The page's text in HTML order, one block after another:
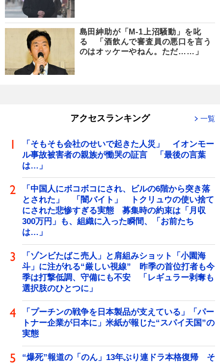
島田紳助が「M-1上沼騒動」を叱
る 「酒飲んで審査員の悪口を言う
のはオッケーやねん。ただ……」
アクセスランキング 一覧
「そもそも会社のせいで起きた人災」 イオンモー
ル事故被害者の親族が慟哭の証言 「最後の言葉
は…」
「中国人にボコボコにされ、ビルの6階から突き落
とされた」 「闇バイト」 トクリュウの使い捨て
にされた悲惨すぎる実態 募集時の約束は「月収
300万円」も、組織に入った瞬間、「お前たち
は…」
「ゾンビたばこ売人」と肩組みショット「小園海
斗」に注がれる“厳しい視線” 昨季の首位打者も今
季は打撃低調、守備にも不安 「レギュラー剥奪も
選択肢のひとつに」
「プーチンの戦争を日本製品が支えている」「パー
トナー企業が日本に」米紙が報じた“スパイ天国”の
実態
“爆死”報道の「のん」13年ぶり連ドラ本格復帰 そ